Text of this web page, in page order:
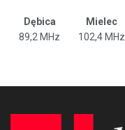
Dębica Mielec
89,2 MHz
102,4 MHz